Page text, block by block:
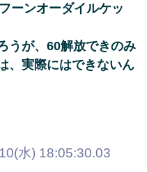
ーンオーダイルケッ
うが、60解放できのみ
、実際にはできないん
水) 18:05:30.03